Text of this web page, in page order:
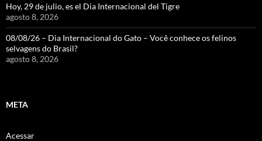
Hoy, 29 de julio, es el Dia Internacional del Tigre
agosto 8, 2026
08/08/26 – Dia Internacional do Gato – Você conhece os felinos
selvagens do Brasil?
agosto 8, 2026
META
Acessar